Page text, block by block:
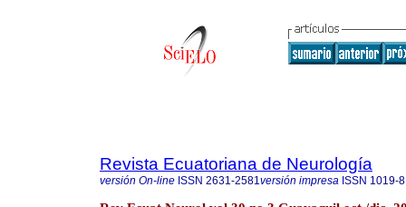
Revista Ecuatoriana de Neurología
versión On-line ISSN 2631-2581versión impresa ISSN 1019-